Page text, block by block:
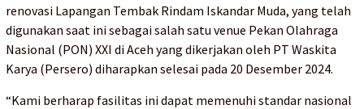
renovasi Lapangan Tembak Rindam Iskandar Muda, yang telah
digunakan saat ini sebagai salah satu venue Pekan Olahraga
Nasional (PON) XXI di Aceh yang dikerjakan oleh PT Waskita
Karya (Persero) diharapkan selesai pada 20 Desember 2024.
“Kami berharap fasilitas ini dapat memenuhi standar nasional